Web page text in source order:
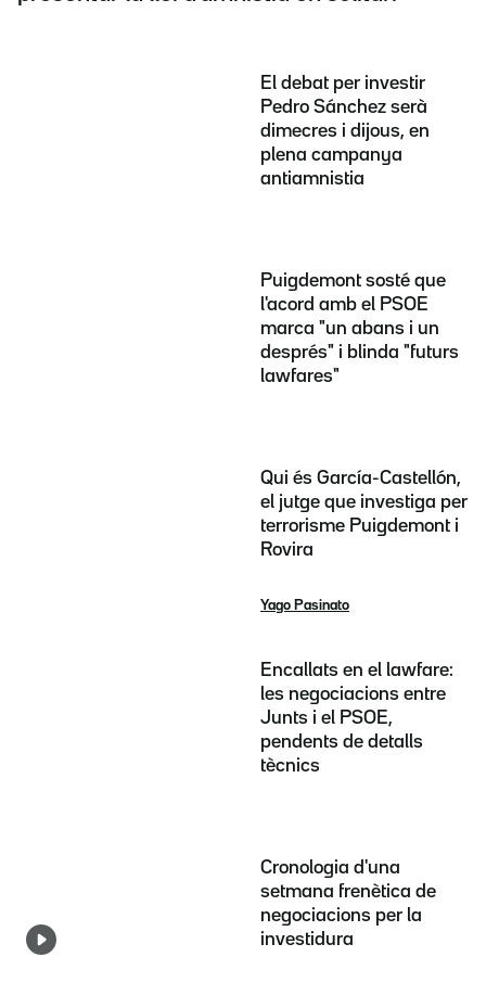
El debat per investir
Pedro Sánchez serà
dimecres i dijous, en
plena campanya
antiamnistia
Puigdemont sosté que
l'acord amb el PSOE
marca "un abans i un
després" i blinda "futurs
lawfares"
Qui és García-Castellón,
el jutge que investiga per
terrorisme Puigdemont i
Rovira
Yago Pasinato
Encallats en el lawfare:
les negociacions entre
Junts i el PSOE,
pendents de detalls
tècnics
Cronologia d'una
setmana frenètica de
negociacions per la
investidura